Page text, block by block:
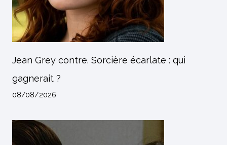
Jean Grey contre. Sorcière écarlate : qui
gagnerait ?
08/08/2026